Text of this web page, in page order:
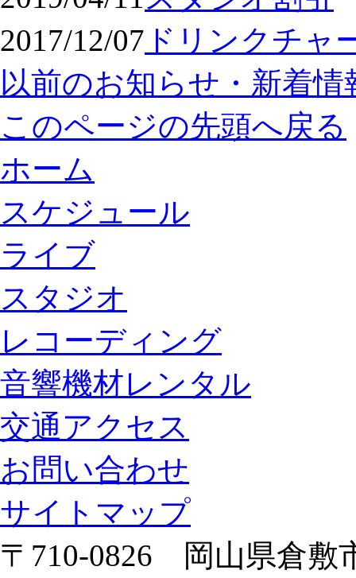
2017/12/07 ドリンクチャ
以前のお知らせ・新着情
このページの先頭へ戻る
ホーム
スケジュール
ライブ
スタジオ
レコーディング
音響機材レンタル
交通アクセス
お問い合わせ
サイトマップ
〒710-0826 岡山県倉敷